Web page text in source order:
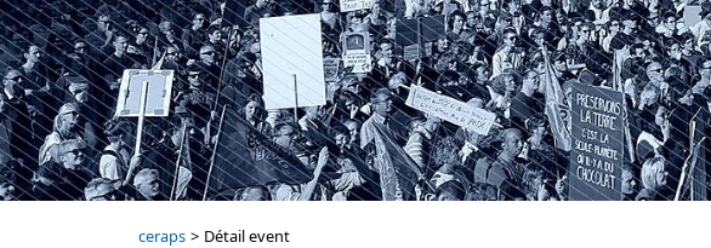
ceraps > Détail event